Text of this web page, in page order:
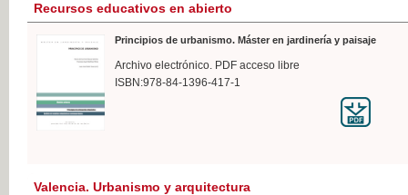
Recursos educativos en abierto
Principios de urbanismo. Máster en jardinería y paisaje
Archivo electrónico. PDF acceso libre
ISBN:978-84-1396-417-1
Valencia. Urbanismo y arquitectura